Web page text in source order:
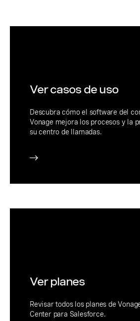
Ver casos de uso
Descubra cómo el software del
Vonage mejora los procesos y la
su centro de llamadas.
Ver planes
Revisar todos los planes de
Center para Salesforce.